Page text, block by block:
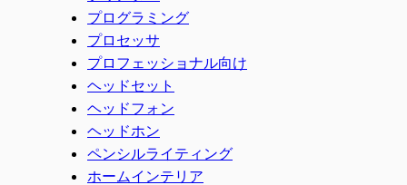
プログラミング
プロセッサ
プロフェッショナル向け
ヘッドセット
ヘッドフォン
ヘッドホン
ペンシルライティング
ホームインテリア